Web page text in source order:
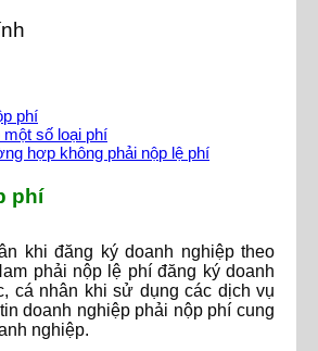
phí
số loại phí
hợp không phải nộp lệ phí
phí
khi đăng ký doanh nghiệp theo
phải nộp lệ phí đăng ký doanh
cá nhân khi sử dụng các dịch vụ
doanh nghiệp phải nộp phí cung
nghiệp.